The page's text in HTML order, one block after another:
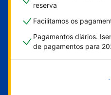
reserva
Facilitamos os
Pagamentos diários.
de pagamentos para
Comece